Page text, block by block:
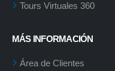
Tours Virtuales 360
MÁS INFORMACIÓN
Área de Clientes